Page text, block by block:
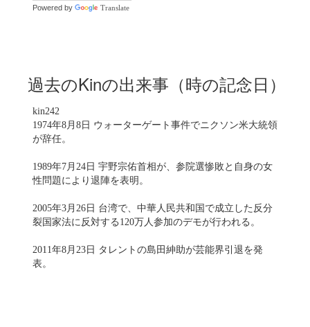
Powered by Translate
過去のKinの出来事（時の記念日）
kin242
1974年8月8日 ウォーターゲート事件でニクソン米大統領
が辞任。
1989年7月24日 宇野宗佑首相が、参院選惨敗と自身の女
性問題により退陣を表明。
2005年3月26日 台湾で、中華人民共和国で成立した反分
裂国家法に反対する120万人参加のデモが行われる。
2011年8月23日 タレントの島田紳助が芸能界引退を発
表。